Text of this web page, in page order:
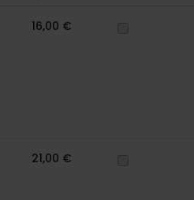
16,00 €
21,00 €